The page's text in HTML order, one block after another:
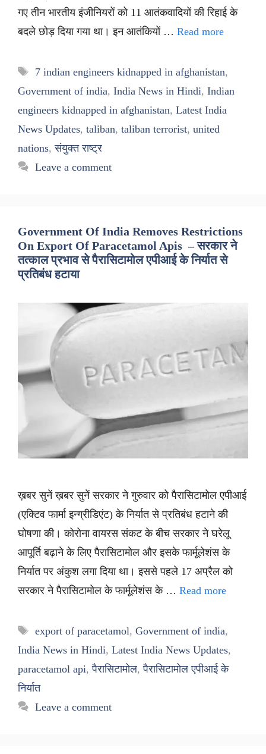
गए तीन भारतीय इंजीनियरों को 11 आतंकवादियों की रिहाई के
बदले छोड़ दिया गया था। इन आतंकियों … Read more
Tags
7 indian engineers kidnapped in afghanistan,
Government of india, India News in Hindi, Indian
engineers kidnapped in afghanistan, Latest India
News Updates, taliban, taliban terrorist, united
nations,संयुक्त राष्ट्र
Leave a comment
Government Of India Removes Restrictions
On Export Of Paracetamol Apis – सरकार ने
तत्काल प्रभाव से पैरासिटामोल एपीआई के निर्यात से
प्रतिबंध हटाया
ख़बर सुनें ख़बर सुनें सरकार ने गुरुवार को पैरासिटामोल एपीआई
(एक्टिव फार्मा इन्ग्रीडिएंट) के निर्यात से प्रतिबंध हटाने की
घोषणा की। कोरोना वायरस संकट के बीच सरकार ने घरेलू
आपूर्ति बढ़ाने के लिए पैरासिटामोल और इसके फार्मूलेशंस के
निर्यात पर अंकुश लगा दिया था। इससे पहले 17 अप्रैल को
सरकार ने पैरासिटामोल के फार्मूलेशंस के … Read more
Tags
export of paracetamol, Government of india,
India News in Hindi, Latest India News Updates,
paracetamol api,पैरासिटामोल,पैरासिटामोल एपीआई के
निर्यात
Leave a comment